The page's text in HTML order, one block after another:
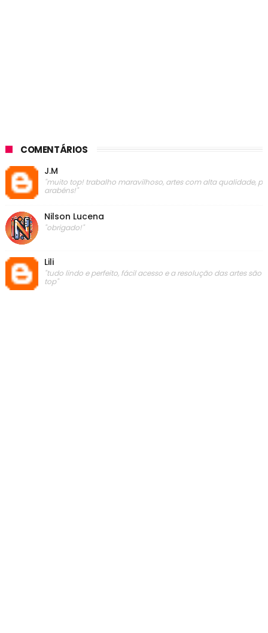
COMENTÁRIOS
J.M
"muito top! trabalho maravilhoso, artes com alta qualidade, p
arabéns!"
Nilson Lucena
"obrigado!"
Lili
"tudo lindo e perfeito, fácil acesso e a resolução das artes são
top"